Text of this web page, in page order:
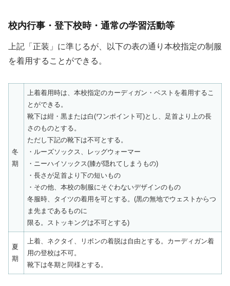
校内行事・登下校時・通常の学習活動等
上記「正装」に準じるが、以下の表の通り本校指定の制服
を着用することができる。
冬
期
上着着用時は、本校指定のカーディガン・ベストを着用するこ
とができる。
靴下は紺・黒または白(ワンポイント可)とし、足首より上の長
さのものとする。
ただし下記の靴下は不可とする。
・ルーズソックス、レッグウォーマー
・ニーハイソックス(膝が隠れてしまうもの)
・長さが足首より下の短いもの
・その他、本校の制服にそぐわないデザインのもの
冬服時、タイツの着用を可とする。(黒の無地でウェストからつ
ま先まであるものに
限る。ストッキングは不可とする)
夏
期
上着、ネクタイ、リボンの着脱は自由とする。カーディガン着
用の登校は不可。
靴下は冬期と同様とする。